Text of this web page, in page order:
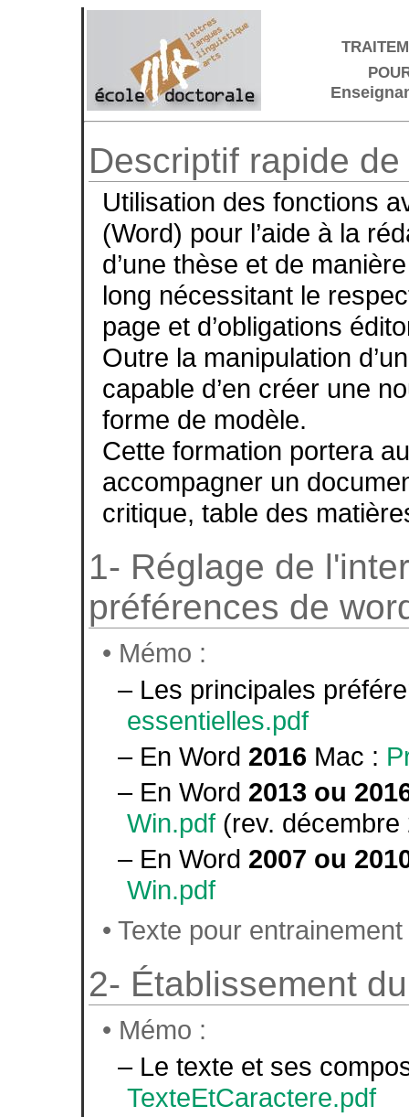
Descriptif rapide
Utilisation des fonctions
(Word) pour l’aide à la
d’une thèse et de
long nécessitant le
page et d’obligations
Outre la manipulation
capable d’en créer une
forme de modèle.
Cette formation portera
accompagner un
critique, table des
1- Réglage de
préférences de
• Mémo :
– Les principales
essentielles.pdf
– En Word 2016 Mac :
– En Word 2013 ou
Win.pdf(rev. décembre
– En Word 2007 ou
Win.pdf
• Texte pour
2- Établissement
• Mémo :
– Le texte et ses
TexteEtCaractere.pdf